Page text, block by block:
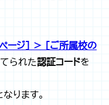
ページ］ ＞ ［ご所属校の
られた認証コードを
ります。